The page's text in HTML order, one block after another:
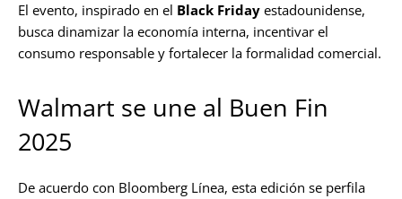
El evento, inspirado en el Black Friday estadounidense,
busca dinamizar la economía interna, incentivar el
consumo responsable y fortalecer la formalidad comercial.
Walmart se une al Buen Fin
2025
De acuerdo con Bloomberg Línea, esta edición se perfila